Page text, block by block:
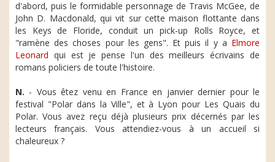
d'abord, puis le formidable personnage de Travis McGee, de
John D. Macdonald, qui vit sur cette maison flottante dans
les Keys de Floride, conduit un pick-up Rolls Royce, et
"ramène des choses pour les gens". Et puis il y a Elmore
Leonard qui est je pense l'un des meilleurs écrivains de
romans policiers de toute l'histoire.
N. - Vous êtez venu en France en janvier dernier pour le
festival "Polar dans la Ville", et à Lyon pour Les Quais du
Polar. Vous avez reçu déjà plusieurs prix décernés par les
lecteurs français. Vous attendiez-vous à un accueil si
chaleureux ?